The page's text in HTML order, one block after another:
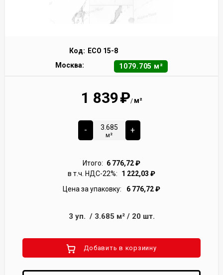
Код: ECO 15-8
Москва:
1079.705 м²
1 839₽/ м²
-
м²
+
Итого: 6 776,72₽
в т.ч. НДС-22%:
1 222,03 ₽
Цена за упаковку:
6 776,72₽
3 уп. / 3.685 м²/ 20 шт.
Добавить в корзиину